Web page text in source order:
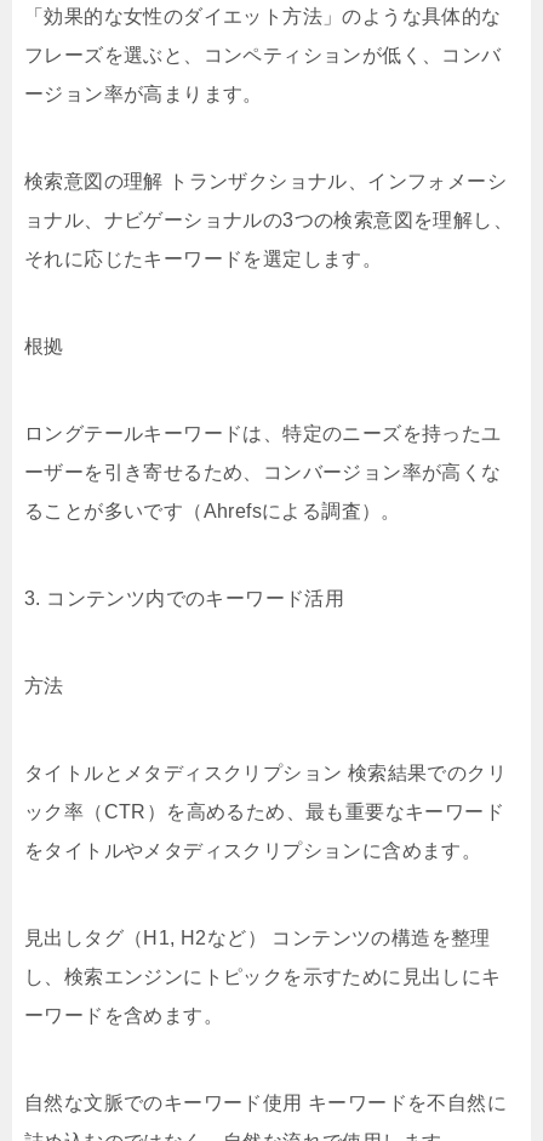
「効果的な女性のダイエット方法」のような具体的な
フレーズを選ぶと、コンペティションが低く、コンバ
ージョン率が高まります。
検索意図の理解 トランザクショナル、インフォメーシ
ョナル、ナビゲーショナルの3つの検索意図を理解し、
それに応じたキーワードを選定します。
根拠
ロングテールキーワードは、特定のニーズを持ったユ
ーザーを引き寄せるため、コンバージョン率が高くな
ることが多いです（Ahrefsによる調査）。
3. コンテンツ内でのキーワード活用
方法
タイトルとメタディスクリプション 検索結果でのクリ
ック率（CTR）を高めるため、最も重要なキーワード
をタイトルやメタディスクリプションに含めます。
見出しタグ（H1, H2など） コンテンツの構造を整理
し、検索エンジンにトピックを示すために見出しにキ
ーワードを含めます。
自然な文脈でのキーワード使用 キーワードを不自然に